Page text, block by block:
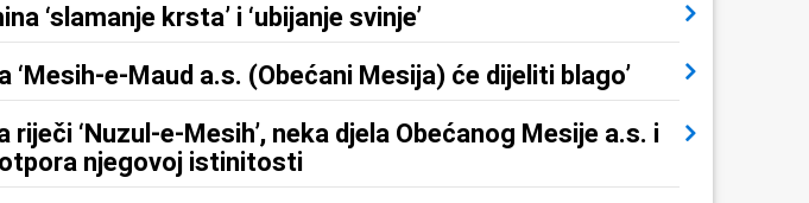
‘slamanje krsta’ i ‘ubijanje svinje’
‘Mesih-e-Maud a.s. (Obećani Mesija) će dijeliti blago’
riječi ‘Nuzul-e-Mesih’, neka djela Obećanog Mesije a.s. i
njegovoj istinitosti